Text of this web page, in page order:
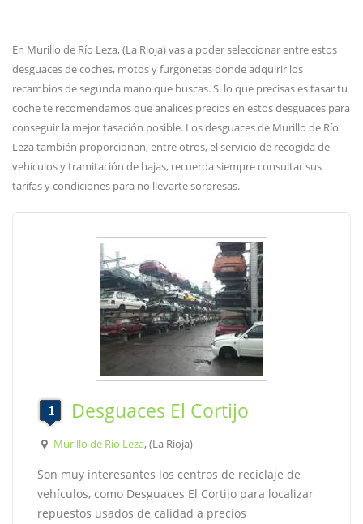
En Murillo de Río Leza, (La Rioja) vas a poder seleccionar entre estos
desguaces de coches, motos y furgonetas donde adquirir los
recambios de segunda mano que buscas. Si lo que precisas es tasar tu
coche te recomendamos que analices precios en estos desguaces para
conseguir la mejor tasación posible. Los desguaces de Murillo de Río
Leza también proporcionan, entre otros, el servicio de recogida de
vehículos y tramitación de bajas, recuerda siempre consultar sus
tarifas y condiciones para no llevarte sorpresas.
Desguaces El Cortijo
Murillo de Río Leza, (La Rioja)
Son muy interesantes los centros de reciclaje de
vehículos, como Desguaces El Cortijo para localizar
repuestos usados de calidad a precios